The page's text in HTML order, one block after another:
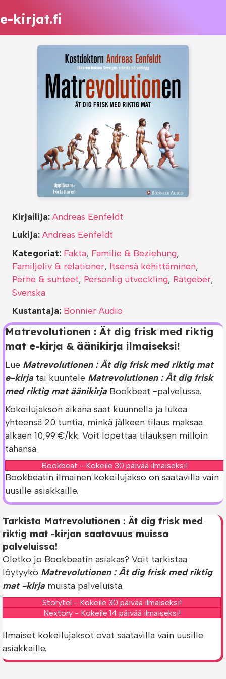
e-kirjat.fi
Matrevolutionen : Ät dig frisk med riktig
mat e-kirja & äänikirja ilmaiseksi!
Lue Matrevolutionen : Ät dig frisk med riktig mat
e-kirja tai kuuntele Matrevolutionen : Ät dig frisk
med riktig mat äänikirja Bookbeat -palvelussa.
Kokeilujakson aikana saat kuunnella ja lukea
yhteensä 20 tuntia, minkä jälkeen tilaus maksaa
alkaen 10,99 €/kk. Voit lopettaa tilauksen milloin
tahansa.
Bookbeat - Kokeile 30 päivää ilmaiseksi!
Bookbeatin ilmainen kokeilujakso on saatavilla vain
uusille asiakkaille.
Kirjailija: Andreas Eenfeldt
Lukija: Andreas Eenfeldt
Kategoriat: Fakta, Familie & Beziehung,
Familjeliv & relationer, Itsensä kehittäminen,
Perhe & suhteet, Personlig utveckling, Ratgeber,
Svenska
Kustantaja: Bonnier Audio
Tarkista Matrevolutionen : Ät dig frisk med
riktig mat -kirjan saatavuus muissa
palveluissa!
Oletko jo Bookbeatin asiakas? Voit tarkistaa
löytyykö Matrevolutionen : Ät dig frisk med riktig
mat -kirja muista palveluista.
Storytel - Kokeile 30 päivää ilmaiseksi!
Nextory - Kokeile 14 päivää ilmaiseksi!
Ilmaiset kokeilujaksot ovat saatavilla vain uusille
asiakkaille.